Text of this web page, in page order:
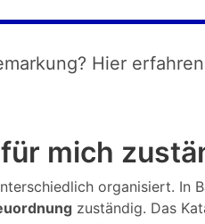
Hier
mich
organisiert.
zuständig. Das